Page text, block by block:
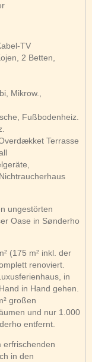
TV
2 Betten,
Mikrow.,
Fußbodenheiz.
Terrasse
ungestörten
Oase in Sønderho
(175 m² inkl. der
renoviert.
in
in Hand gehen.
großen
und nur 1.000
entfernt.
erfrischenden
in den